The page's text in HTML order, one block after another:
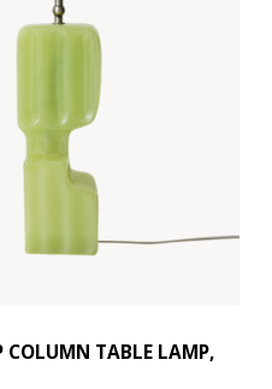
COLUMN TABLE LAMP,